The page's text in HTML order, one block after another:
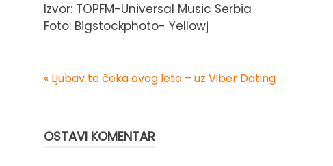
Izvor: TOPFM-Universal Music Serbia
Foto: Bigstockphoto- Yellowj
Kretanje
« Ljubav te čeka ovog leta – uz Viber Dating
OSTAVI KOMENTAR